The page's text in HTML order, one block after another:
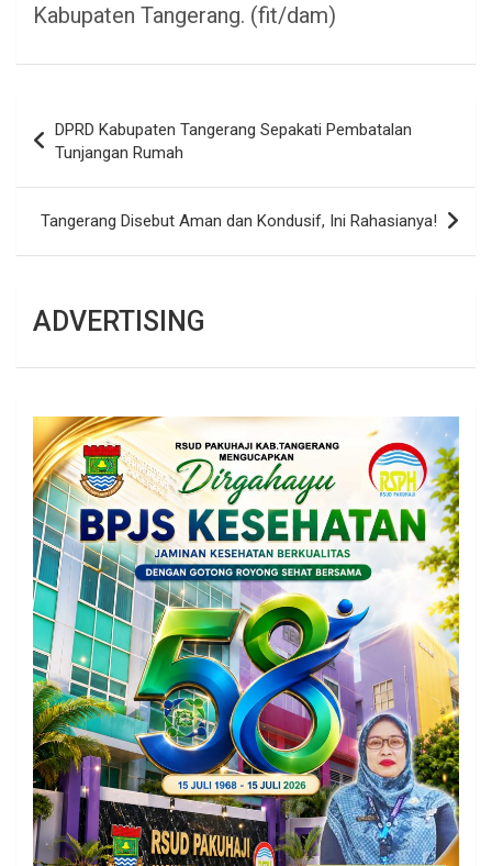
Kabupaten Tangerang. (fit/dam)
pos
DPRD Kabupaten Tangerang Sepakati Pembatalan
Tunjangan Rumah
Tangerang Disebut Aman dan Kondusif, Ini Rahasianya!
ADVERTISING